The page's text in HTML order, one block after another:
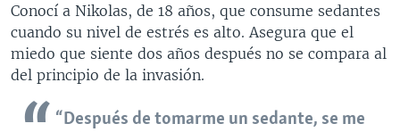
Conocí a Nikolas, de 18 años, que consume sedantes
cuando su nivel de estrés es alto. Asegura que el
miedo que siente dos años después no se compara al
del principio de la invasión.
“Después de tomarme un sedante, se me